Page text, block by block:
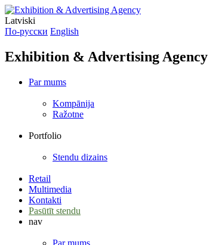
Latviski
По-русски English
Exhibition & Advertising Agency
Par mums
Kompānija
Ražotne
Portfolio
Stendu dizains
Retail
Multimedia
Kontakti
Pasūtīt stendu
nav
Par mums